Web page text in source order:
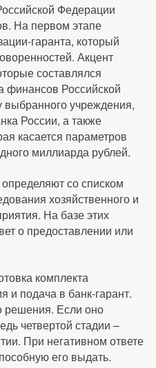
Федерации
На первом этапе
гаранта, который
Акцент
составлялся
финансов Российской
учреждения,
России, а также
касается параметров
миллиарда рублей.
со списком
хозяйственного и
На базе этих
о предоставлении или
комплекта
и подача в банк-гарант.
решения. Если оно
четвертой стадии –
При негативном ответе
его выдать.